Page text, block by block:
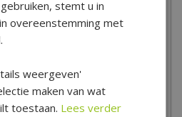
kopen van tuingereedschap en
in ons tuincentrum, onze
in het hart van Noord-Holland,
Hoorn, Schagen en Alkmaar.
stemt u in
overeenstemming met
weergeven'
maken van wat
toestaan. Lees verder